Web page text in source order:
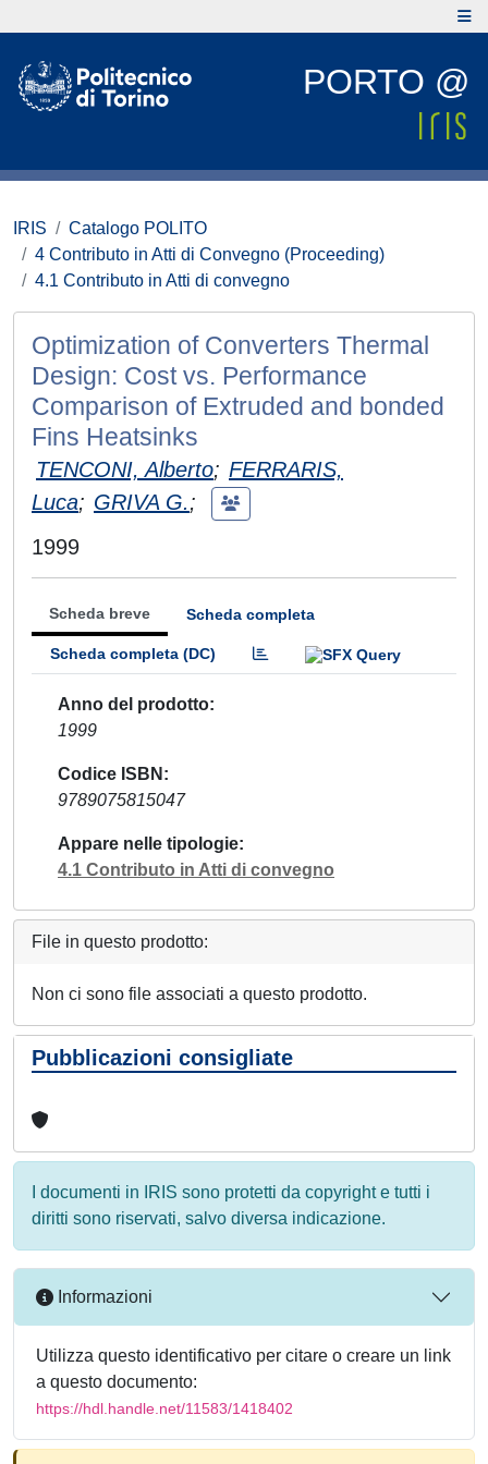
PORTO @
IRIS
Catalogo POLITO
4 Contributo in Atti di Convegno (Proceeding)
4.1 Contributo in Atti di convegno
Optimization of Converters Thermal
Design: Cost vs. Performance
Comparison of Extruded and bonded
Fins Heatsinks
TENCONI, Alberto; FERRARIS,
Luca; GRIVA G.;
1999
Scheda breve Scheda completa
Scheda completa (DC)
Anno del prodotto
1999
Codice ISBN
9789075815047
Appare nelle tipologie
4.1 Contributo in Atti di convegno
File in questo prodotto:
Non ci sono file associati a questo prodotto.
Pubblicazioni consigliate
I documenti in IRIS sono protetti da copyright e tutti i
diritti sono riservati, salvo diversa indicazione.
Informazioni
Utilizza questo identificativo per citare o creare un link
a questo documento:
https://hdl.handle.net/11583/1418402